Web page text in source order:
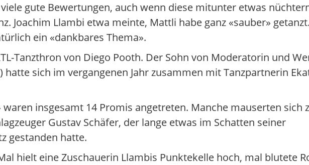
gute Bewertungen, auch wenn diese mitunter etwas
Joachim Llambi etwa meinte, Mattli habe ganz «sauber»
ein «dankbares Thema».
Tanzthron von Diego Pooth. Der Sohn von Moderatorin und
sich im vergangenen Jahr zusammen mit Tanzpartnerin
insgesamt 14 Promis angetreten. Manche mauserten sich
Gustav Schäfer, der lange etwas im Schatten seiner
gestanden hatte.
hielt eine Zuschauerin Llambis Punktekelle hoch, mal blutete